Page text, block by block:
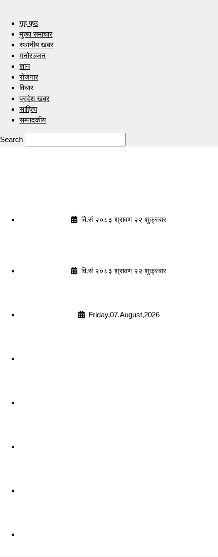
गृह पृष्ठ
मुख्य समाचार
स्थानीय खबर
मनोरञ्जन
ज्ञान
रोजगार
विचार
प्रदेश खबर
साहित्य
सम्पादकीय
Search
वि.सं २०८३ श्रावण २२ शुक्रबार
वि.सं २०८३ श्रावण २२ शुक्रबार
Friday,07,August,2026